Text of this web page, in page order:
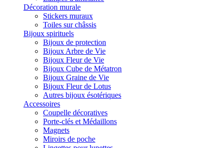
Décoration murale
Stickers muraux
Toiles sur châssis
Bijoux spirituels
Bijoux de protection
Bijoux Arbre de Vie
Bijoux Fleur de Vie
Bijoux Cube de Métatron
Bijoux Graine de Vie
Bijoux Fleur de Lotus
Autres bijoux ésotériques
Accessoires
Coupelle décoratives
Porte-clés et Médaillons
Magnets
Miroirs de poche